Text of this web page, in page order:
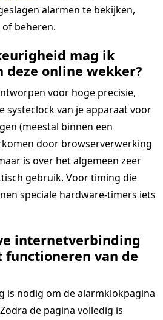
alarmen te bekijken,
beheren.
mag ik
deze online wekker?
voor hoge precisie,
systeclock van je apparaat voor
(meestal binnen een
door browserverwerking
is over het algemeen zeer
gebruik. Voor timing die
speciale hardware-timers iets
internetverbinding
functioneren van de
is nodig om de alarmklokpagina
de pagina volledig is